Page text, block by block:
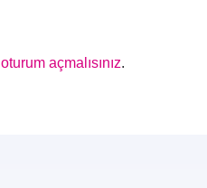
oturum açmalısınız.